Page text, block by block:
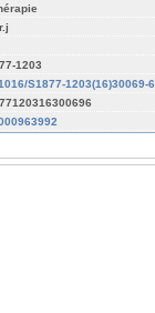
1203
S1877-1203(16)30069-6